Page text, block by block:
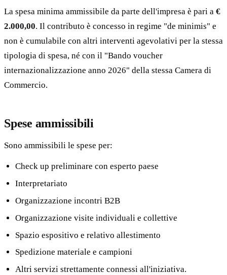
La spesa minima ammissibile da parte dell'impresa è pari a €
2.000,00. Il contributo è concesso in regime "de minimis" e
non è cumulabile con altri interventi agevolativi per la stessa
tipologia di spesa, né con il "Bando voucher
internazionalizzazione anno 2026" della stessa Camera di
Commercio.
Spese ammissibili
Sono ammissibili le spese per:
Check up preliminare con esperto paese
Interpretariato
Organizzazione incontri B2B
Organizzazione visite individuali e collettive
Spazio espositivo e relativo allestimento
Spedizione materiale e campioni
Altri servizi strettamente connessi all'iniziativa.